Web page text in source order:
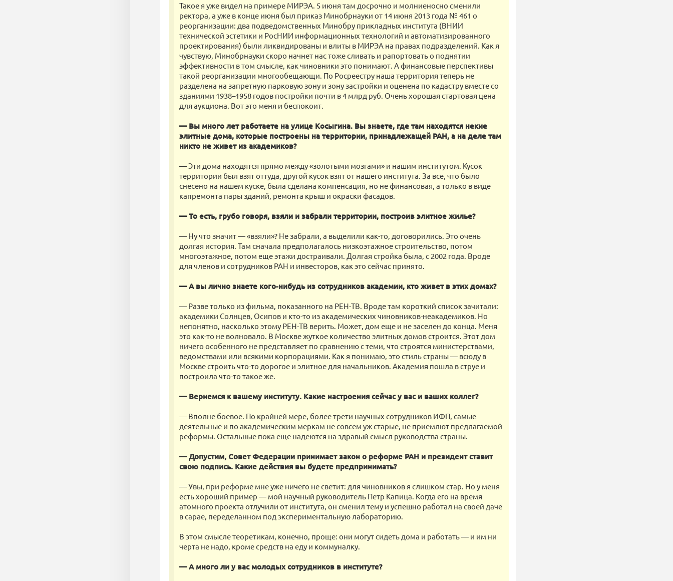
Такое я уже видел на примере МИРЭА. 5 июня там досрочно и молниеносно сменили
ректора, а уже в конце июня был приказ Минобрнауки от 14 июня 2013 года № 461 о
реорганизации: два подведомственных Минобру прикладных института (ВНИИ
технической эстетики и РосНИИ информационных технологий и автоматизированного
проектирования) были ликвидированы и влиты в МИРЭА на правах подразделений. Как я
чувствую, Минобрнауки скоро начнет нас тоже сливать и рапортовать о поднятии
эффективности в том смысле, как чиновники это понимают. А финансовые перспективы
такой реорганизации многообещающи. По Росреестру наша территория теперь не
разделена на запретную парковую зону и зону застройки и оценена по кадастру вместе со
зданиями 1938–1958 годов постройки почти в 4 млрд руб. Очень хорошая стартовая цена
для аукциона. Вот это меня и беспокоит.
— Вы много лет работаете на улице Косыгина. Вы знаете, где там находятся некие
элитные дома, которые построены на территории, принадлежащей РАН, а на деле там
никто не живет из академиков?
— Эти дома находятся прямо между «золотыми мозгами» и нашим институтом. Кусок
территории был взят оттуда, другой кусок взят от нашего института. За все, что было
снесено на нашем куске, была сделана компенсация, но не финансовая, а только в виде
капремонта пары зданий, ремонта крыш и окраски фасадов.
— То есть, грубо говоря, взяли и забрали территории, построив элитное жилье?
— Ну что значит — «взяли»? Не забрали, а выделили как-то, договорились. Это очень
долгая история. Там сначала предполагалось низкоэтажное строительство, потом
многоэтажное, потом еще этажи достраивали. Долгая стройка была, с 2002 года. Вроде
для членов и сотрудников РАН и инвесторов, как это сейчас принято.
— А вы лично знаете кого-нибудь из сотрудников академии, кто живет в этих домах?
— Разве только из фильма, показанного на РЕН-ТВ. Вроде там короткий список зачитали:
академики Солнцев, Осипов и кто-то из академических чиновников-неакадемиков. Но
непонятно, насколько этому РЕН-ТВ верить. Может, дом еще и не заселен до конца. Меня
это как-то не волновало. В Москве жуткое количество элитных домов строится. Этот дом
ничего особенного не представляет по сравнению с теми, что строятся министерствами,
ведомствами или всякими корпорациями. Как я понимаю, это стиль страны — всюду в
Москве строить что-то дорогое и элитное для начальников. Академия пошла в струе и
построила что-то такое же.
— Вернемся к вашему институту. Какие настроения сейчас у вас и ваших коллег?
— Вполне боевое. По крайней мере, более трети научных сотрудников ИФП, самые
деятельные и по академическим меркам не совсем уж старые, не приемлют предлагаемой
реформы. Остальные пока еще надеются на здравый смысл руководства страны.
— Допустим, Совет Федерации принимает закон о реформе РАН и президент ставит
свою подпись. Какие действия вы будете предпринимать?
— Увы, при реформе мне уже ничего не светит: для чиновников я слишком стар. Но у меня
есть хороший пример — мой научный руководитель Петр Капица. Когда его на время
атомного проекта отлучили от института, он сменил тему и успешно работал на своей даче
в сарае, переделанном под экспериментальную лабораторию.
В этом смысле теоретикам, конечно, проще: они могут сидеть дома и работать — и им ни
черта не надо, кроме средств на еду и коммуналку.
— А много ли у вас молодых сотрудников в институте?